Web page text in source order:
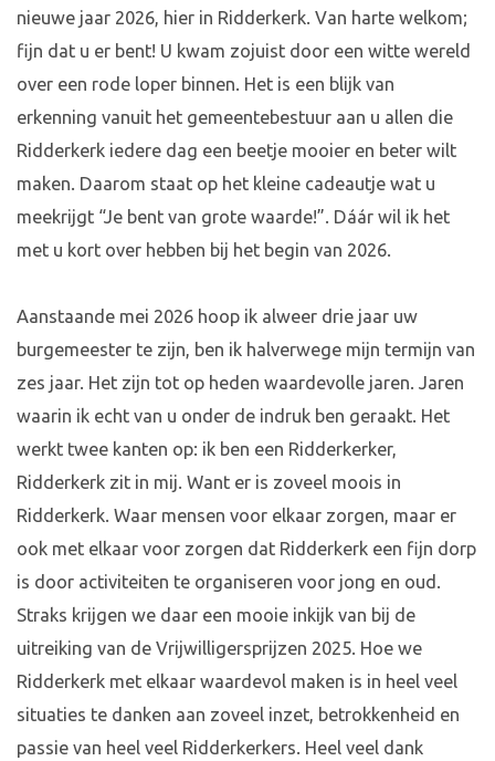
nieuwe jaar 2026, hier in Ridderkerk. Van harte welkom;
fijn dat u er bent! U kwam zojuist door een witte wereld
over een rode loper binnen. Het is een blijk van
erkenning vanuit het gemeentebestuur aan u allen die
Ridderkerk iedere dag een beetje mooier en beter wilt
maken. Daarom staat op het kleine cadeautje wat u
meekrijgt “Je bent van grote waarde!”. Dáár wil ik het
met u kort over hebben bij het begin van 2026.
Aanstaande mei 2026 hoop ik alweer drie jaar uw
burgemeester te zijn, ben ik halverwege mijn termijn van
zes jaar. Het zijn tot op heden waardevolle jaren. Jaren
waarin ik echt van u onder de indruk ben geraakt. Het
werkt twee kanten op: ik ben een Ridderkerker,
Ridderkerk zit in mij. Want er is zoveel moois in
Ridderkerk. Waar mensen voor elkaar zorgen, maar er
ook met elkaar voor zorgen dat Ridderkerk een fijn dorp
is door activiteiten te organiseren voor jong en oud.
Straks krijgen we daar een mooie inkijk van bij de
uitreiking van de Vrijwilligersprijzen 2025. Hoe we
Ridderkerk met elkaar waardevol maken is in heel veel
situaties te danken aan zoveel inzet, betrokkenheid en
passie van heel veel Ridderkerkers. Heel veel dank